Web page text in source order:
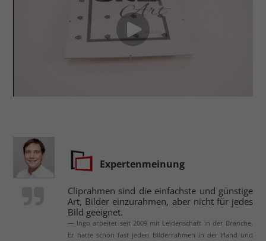
Expertenmeinung
Cliprahmen sind die einfachste und günstige
Art, Bilder einzurahmen, aber nicht für jedes
Bild geeignet.
Ingo arbeitet seit 2009 mit Leidenschaft in der Branche.
Er hatte schon fast jeden Bilderrahmen in der Hand und